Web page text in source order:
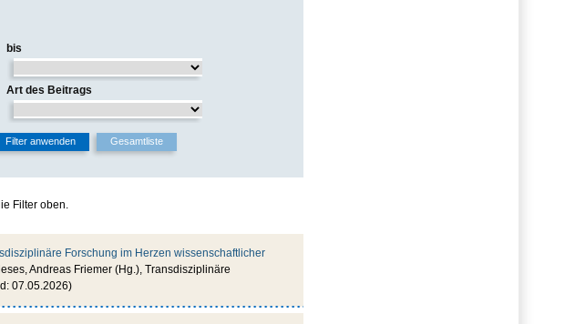
bis
Art des Beitrags
Filter oben.
Forschung im Herzen wissenschaftlicher
Andreas Friemer (Hg.), Transdisziplinäre
07.05.2026)